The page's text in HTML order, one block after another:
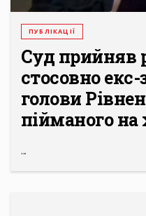
ПУБЛІКАЦІЇ
Суд прийняв
стосовно
голови
пійманого на
...